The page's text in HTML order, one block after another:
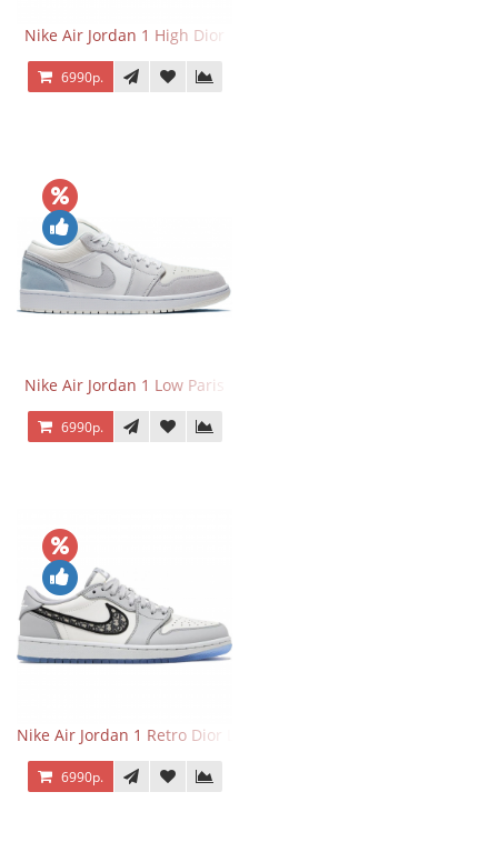
Nike Air Jordan 1 High Dior
6990р.
Nike Air Jordan 1 Low Paris
6990р.
Nike Air Jordan 1 Retro Dior Low
6990р.